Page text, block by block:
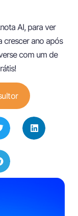
AI, para ver
crescer ano após
com um de